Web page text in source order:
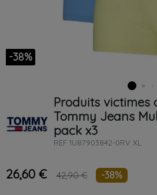
-38%
Produits victimes
Tommy Jeans
pack x3
REF 1U87903842-0RV XL
26,60 € 42,90 € -38%